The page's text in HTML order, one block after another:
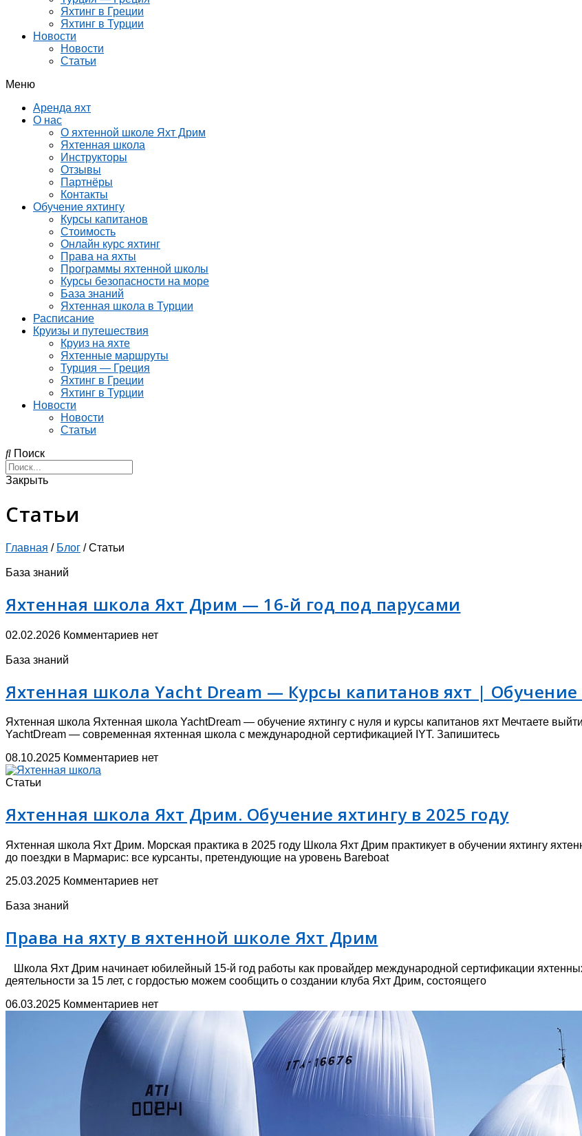
Яхтинг в Греции
Яхтинг в Турции
Новости
Новости
Статьи
Меню
Аренда яхт
О нас
О яхтенной школе Яхт Дрим
Яхтенная школа
Инструкторы
Отзывы
Партнёры
Контакты
Обучение яхтингу
Курсы капитанов
Стоимость
Онлайн курс яхтинг
Права на яхты
Программы яхтенной школы
Курсы безопасности на море
База знаний
Яхтенная школа в Турции
Расписание
Круизы и путешествия
Круиз на яхте
Яхтенные маршруты
Турция — Греция
Яхтинг в Греции
Яхтинг в Турции
Новости
Новости
Статьи
Поиск
Закрыть
Статьи
Главная / Блог /Статьи
База знаний
Яхтенная школа Яхт Дрим — 16-й год под парусами
02.02.2026 Комментариев нет
База знаний
Яхтенная школа Yacht Dream — Курсы капитанов яхт | Обучение
Яхтенная школа Яхтенная школа YachtDream — обучение яхтингу с нуля и курсы капитанов яхт Мечтаете
YachtDream — современная яхтенная школа с международной сертификацией IYT. Запишитесь
08.10.2025 Комментариев нет
Статьи
Яхтенная школа Яхт Дрим. Обучение яхтингу в 2025 году
Яхтенная школа Яхт Дрим. Морская практика в 2025 году Школа Яхт Дрим практикует в обучении яхтингу
до поездки в Мармарис: все курсанты, претендующие на уровень Bareboat
25.03.2025 Комментариев нет
База знаний
Права на яхту в яхтенной школе Яхт Дрим
Школа Яхт Дрим начинает юбилейный 15-й год работы как провайдер международной сертификации
деятельности за 15 лет, с гордостью можем сообщить о создании клуба Яхт Дрим, состоящего
06.03.2025 Комментариев нет